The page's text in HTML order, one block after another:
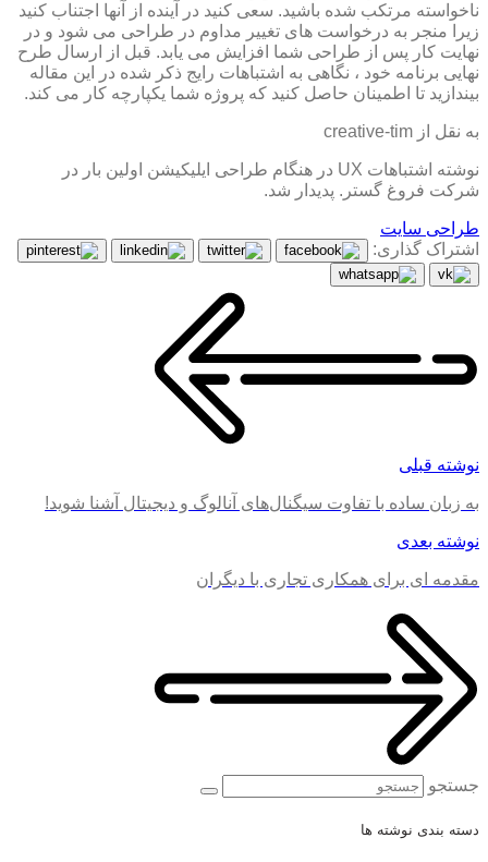
ناخواسته مرتکب شده باشید. سعی کنید در آینده از آنها اجتناب کنید
زیرا منجر به درخواست های تغییر مداوم در طراحی می شود و در
نهایت کار پس از طراحی شما افزایش می یابد. قبل از ارسال طرح
نهایی برنامه خود ، نگاهی به اشتباهات رایج ذکر شده در این مقاله
بیندازید تا اطمینان حاصل کنید که پروژه شما یکپارچه کار می کند.
به نقل از creative-tim
نوشته اشتباهات UX در هنگام طراحی ایلیکیشن اولین بار در
شرکت فروغ گستر. پدیدار شد.
طراحی سایت
اشتراک گذاری:
نوشته قبلی
به زبان ساده با تفاوت سیگنال‌های آنالوگ و دیجیتال آشنا شوید!
نوشته بعدی
مقدمه ای برای همکاری تجاری با دیگران
جستجو
دسته بندی نوشته ها